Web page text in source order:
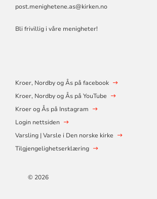
post.menighetene.as@kirken.no
Bli frivillig i våre menigheter!
Kroer, Nordby og Ås på facebook
Kroer, Nordby og Ås på YouTube
Kroer og Ås på Instagram
Login nettsiden
Varsling | Varsle i Den norske kirke
Tilgjengelighetserklæring
© 2026